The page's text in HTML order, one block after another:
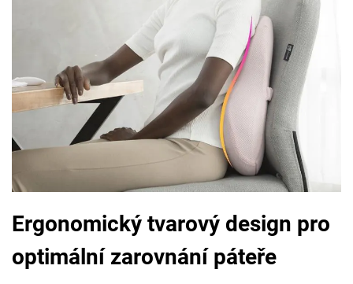
Ergonomický tvarový design pro
optimální zarovnání páteře